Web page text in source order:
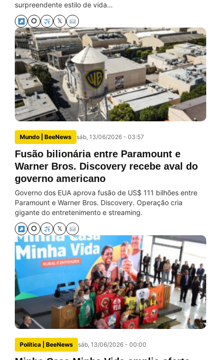
surpreendente estilo de vida…
⭘ 𝕏
Mundo | BeeNews sáb, 13/06/2026 - 03:57
Fusão bilionária entre Paramount e
Warner Bros. Discovery recebe aval do
governo americano
Governo dos EUA aprova fusão de US$ 111 bilhões entre
Paramount e Warner Bros. Discovery. Operação cria
gigante do entretenimento e streaming.
⭘ 𝕏
Política | BeeNews sáb, 13/06/2026 - 00:00